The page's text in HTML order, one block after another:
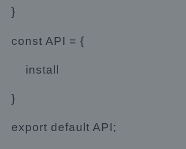
}
const API = {
install
}
export default API;